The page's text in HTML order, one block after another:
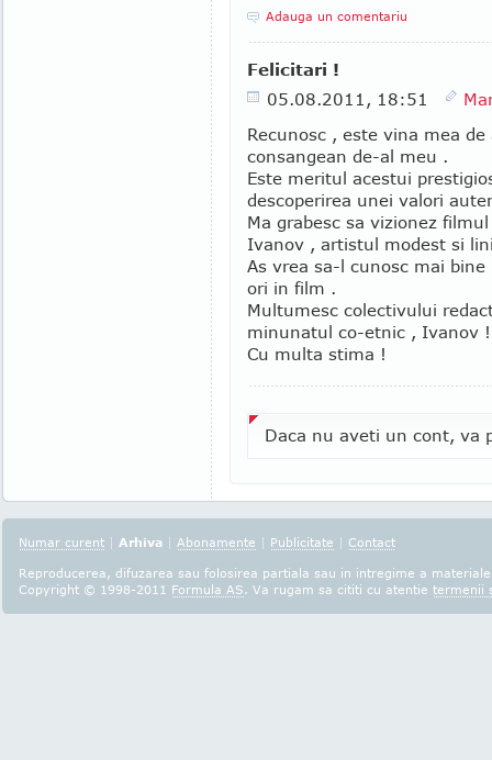
Adauga un comentariu
Felicitari !
05.08.2011, 18:51
Recunosc , este vina mea
consangean de-al meu .
Este meritul acestui
descoperirea unei valori
Ma grabesc sa vizionez
Ivanov , artistul modest si
As vrea sa-l cunosc mai
ori in film .
Multumesc colectivului
minunatul co-etnic , Ivanov !
Cu multa stima !
Daca nu aveti un cont, va
Numar curent | Arhiva | Abonamente | Publicitate | Contact
Reproducerea, difuzarea sau folosirea partiala sau in intregime a
Copyright © 1998-2011 Formula AS. Va rugam sa cititi cu atentie termenii